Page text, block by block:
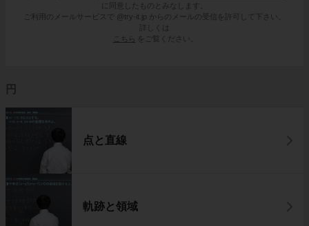
に同意したものとみなします。
ご利用のメールサービスで @try-it.jp からのメールの受信を許可して下さい。
詳しくは
こちら
をご覧ください。
円
点と直線
軌跡と領域